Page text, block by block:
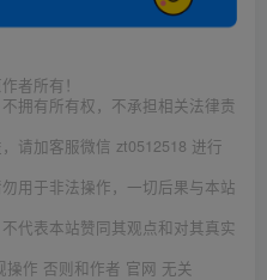
者所有！
拥有所有权，不承担相关法律责
请加客服微信 zt0512518 进行
用于非法操作，一切后果与本站
代表本站赞同其观点和对其真实
操作 否则和作者 官网 无关